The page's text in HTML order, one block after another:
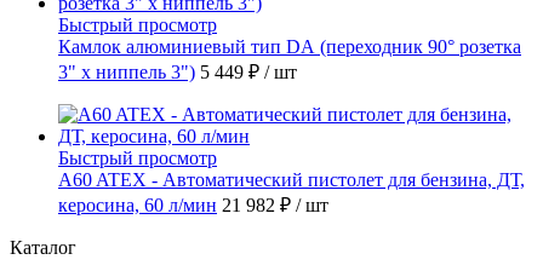
Быстрый просмотр
Камлок алюминиевый тип DА (переходник 90° розетка
3" х ниппель 3") 5 449 ₽ / шт
Быстрый просмотр
A60 ATEX - Автоматический пистолет для бензина, ДТ,
керосина, 60 л/мин 21 982 ₽ / шт
Каталог